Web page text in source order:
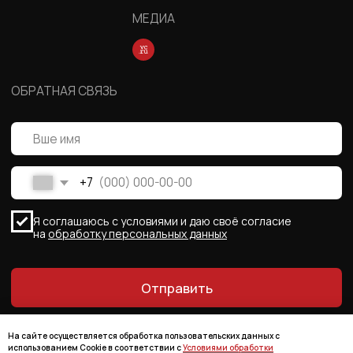
На сайте осуществляется обработка пользовательских данных с
использованием Cookie в соответствии сУсловиями обработки